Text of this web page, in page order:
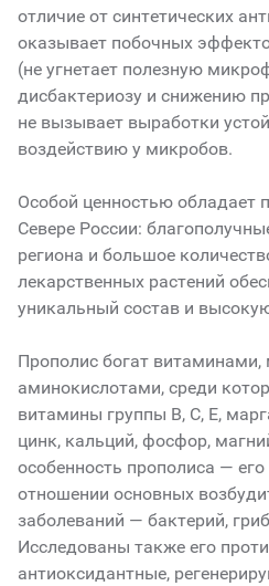
отличие от синтетических
оказывает побочных
(не угнетает полезную
дисбактериозу и снижению
не вызывает выработки
воздействию у микробов.
Особой ценностью обладает
Севере России:
региона и большое
лекарственных растений
уникальный состав и
Прополис богат витаминами,
аминокислотами, среди
витамины группы В, С, Е,
цинк, кальций, фосфор,
особенность прополиса —
отношении основных
заболеваний — бактерий,
Исследованы также его
антиоксидантные,